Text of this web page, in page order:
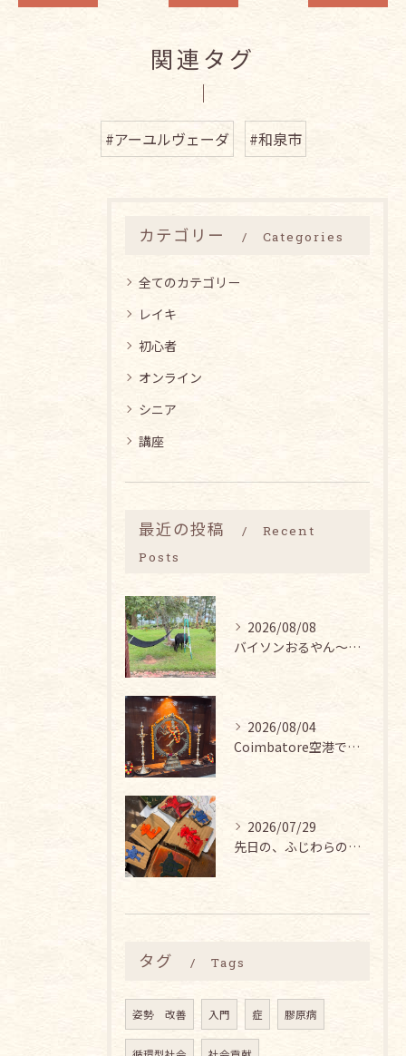
関連タグ
#アーユルヴェーダ #和泉市
カテゴリー Categories
全てのカテゴリー
レイキ
初心者
オンライン
シニア
講座
最近の投稿
Recent
Posts
2026/08/08
バイソンおるやん〜🦬な中でのヨガ。
2026/08/04
Coimbatore空港では、シヴァ神と皆インドの賢者ティル...
2026/07/29
先日の、ふじわらのうえん あいこちゃん主催の『アートとヨガの...
タグ Tags
姿勢 改善 入門 症 膠原病